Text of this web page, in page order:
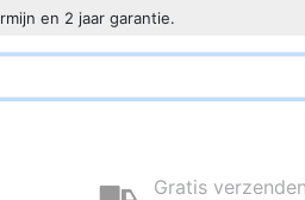
4.9/5
VERHUISD !!!!!
Gratis verzenden